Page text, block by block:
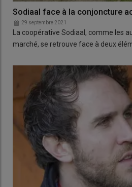
Sodiaal face à la conjoncture
29 septembre 2021
La coopérative Sodiaal, comme les
marché, se retrouve face à deux